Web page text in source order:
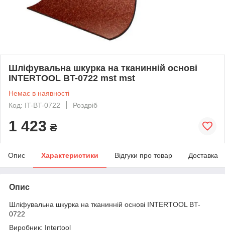
Шліфувальна шкурка на тканинній основі
INTERTOOL BT-0722 mst mst
Немає в наявності
Код: IT-BT-0722
Роздріб
1 423 ₴
Опис Характеристики Відгуки про товар Доставка
Опис
Шліфувальна шкурка на тканинній основі INTERTOOL BT-
0722
Виробник: Intertool